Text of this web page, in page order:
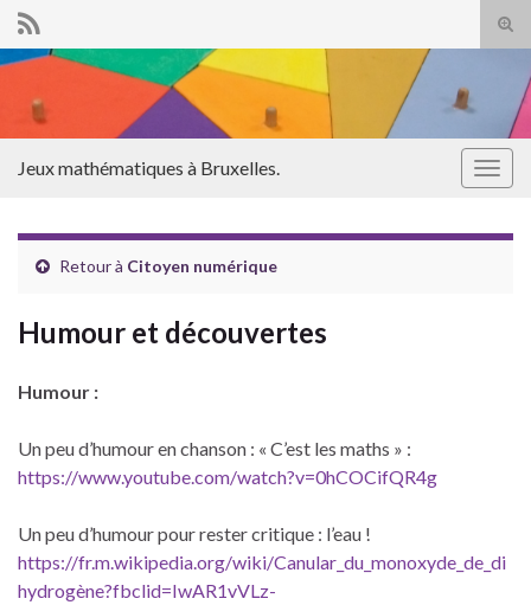
Search for:
Jeux mathématiques à Bruxelles.
Retour à Citoyen numérique
Humour et découvertes
Humour :
Un peu d’humour en chanson : « C’est les maths » :
https://www.youtube.com/watch?v=0hCOCifQR4g
Un peu d’humour pour rester critique : l’eau !
https://fr.m.wikipedia.org/wiki/Canular_du_monoxyde_de_di
hydrogène?fbclid=IwAR1vVLz-